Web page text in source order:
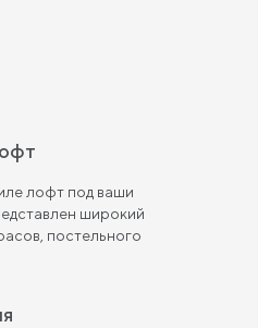
лофт под ваши
широкий
постельного